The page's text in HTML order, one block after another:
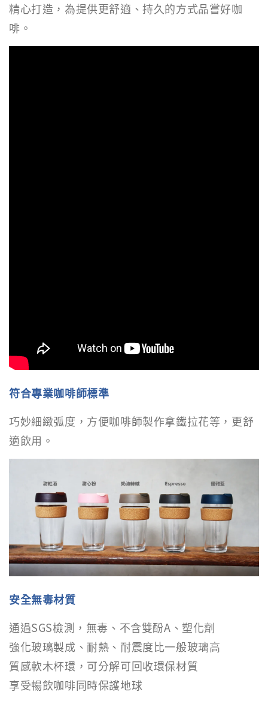
精心打造，為提供更舒適、持久的方式品嘗好咖
啡。
符合專業咖啡師標準
巧妙細緻弧度，方便咖啡師製作拿鐵拉花等，更舒
適飲用。
安全無毒材質
通過SGS檢測，無毒、不含雙酚A、塑化劑
強化玻璃製成、耐熱、耐震度比一般玻璃高
質感軟木杯環，可分解可回收環保材質
享受暢飲咖啡同時保護地球